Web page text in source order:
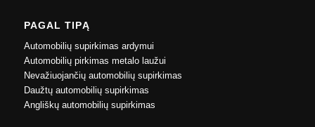
PAGAL TIPĄ
Automobilių supirkimas ardymui
Automobilių pirkimas metalo laužui
Nevažiuojančių automobilių supirkimas
Daužtų automobilių supirkimas
Angliškų automobilių supirkimas